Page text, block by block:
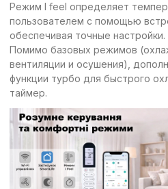
Режим I feel определяет
пользователем с помощью
обеспечивая точные настройки.
Помимо базовых режимов
вентиляции и осушения),
функции турбо для быстрого
таймер.